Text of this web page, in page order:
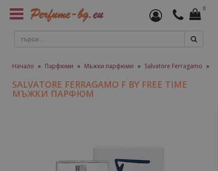
Toggle
navigation
0
Начало » Парфюми » Мъжки парфюми » Salvatore Ferragamo »
SALVATORE FERRAGAMO F BY FREE TIME
МЪЖКИ ПАРФЮМ